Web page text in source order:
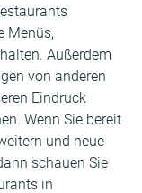
Menüs,
Außerdem
von anderen
Eindruck
Wenn Sie bereit
und neue
schauen Sie
in